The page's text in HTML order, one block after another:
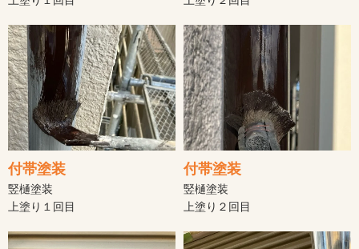
付帯塗装
竪樋塗装
上塗り１回目
付帯塗装
竪樋塗装
上塗り２回目